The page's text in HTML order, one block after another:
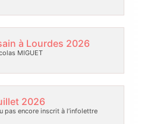
à Lourdes 2026
MIGUET
2026
pas encore inscrit à l’infolettre